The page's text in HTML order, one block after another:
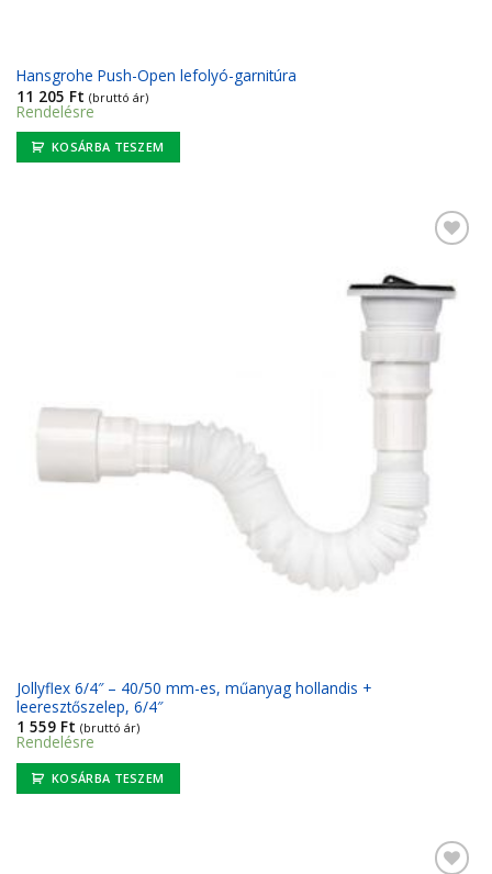
Hansgrohe Push-Open lefolyó-garnitúra
11 205 Ft (bruttó ár)
Rendelésre
KOSÁRBA TESZEM
Jollyflex 6/4″ – 40/50 mm-es, műanyag hollandis +
leeresztőszelep, 6/4″
1 559 Ft (bruttó ár)
Rendelésre
KOSÁRBA TESZEM